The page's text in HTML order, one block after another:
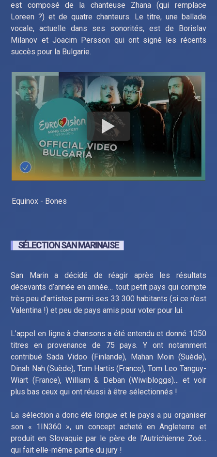
est composé de la chanteuse Zhana (qui remplace
Loreen ?) et de quatre chanteurs. Le titre, une ballade
vocale, actuelle dans ses sonorités, est de Borislav
Milanov et Joacim Persson qui ont signé les récents
succès pour la Bulgarie.
Equinox - Bones
SÉLECTION SAN MARINAISE
San Marin a décidé de réagir après les résultats
décevants d’année en année… tout petit pays qui compte
très peu d’artistes parmi ses 33 300 habitants (si ce n’est
Valentina !) et peu de pays amis pour voter pour lui.
L’appel en ligne à chansons a été entendu et donné 1050
titres en provenance de 75 pays. Y ont notamment
contribué Sada Vidoo (Finlande), Mahan Moin (Suède),
Dinah Nah (Suède), Tom Hartis (France), Tom Leo Tanguy-
Wiart (France), William & Deban (Wiwibloggs)… et voir
plus bas ceux qui ont réussi à être sélectionnés !
La sélection a donc été longue et le pays a pu organiser
son « 1IN360 », un concept acheté en Angleterre et
produit en Slovaquie par le père de l’Autrichienne Zoé…
qui fait elle-même partie du jury !